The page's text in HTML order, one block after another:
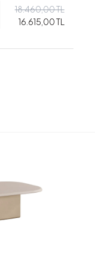
18.460,00 TL
16.615,00 TL